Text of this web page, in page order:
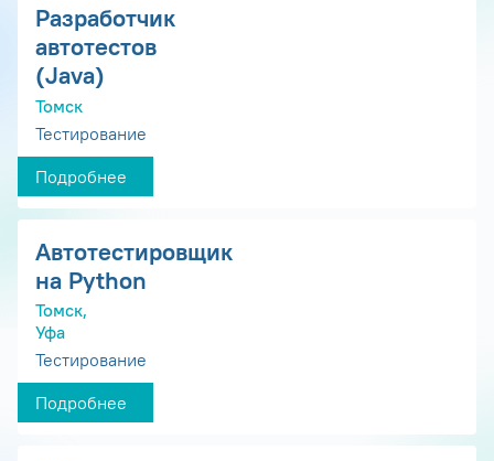
Разработчик
автотестов
(Java)
Томск
Тестирование
Подробнее
Автотестировщик
на Python
Томск,
Уфа
Тестирование
Подробнее